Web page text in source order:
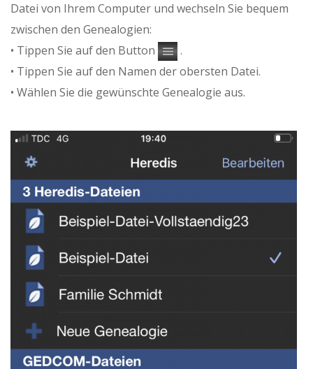
Datei von Ihrem Computer und wechseln Sie bequem
zwischen den Genealogien:
• Tippen Sie auf den Button
.
• Tippen Sie auf den Namen der obersten Datei.
• Wählen Sie die gewünschte Genealogie aus.